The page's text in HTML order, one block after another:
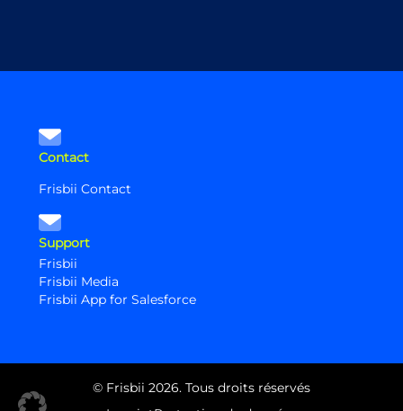
Contact
Frisbii Contact
Support
Frisbii
Frisbii Media
Frisbii App for Salesforce
© Frisbii 2026. Tous droits réservés